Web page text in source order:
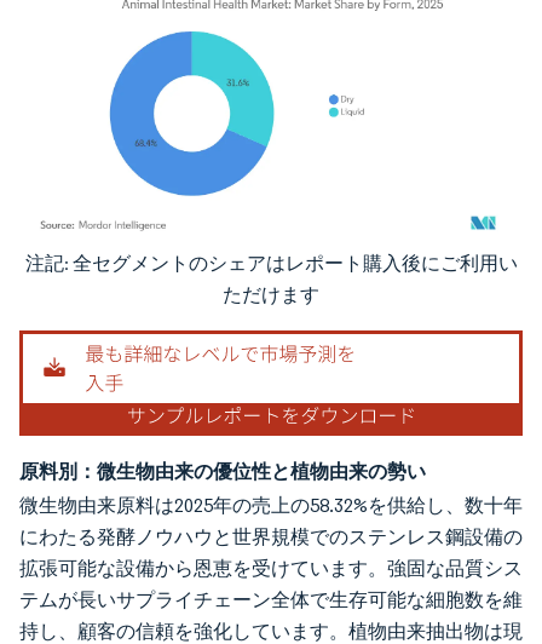
画像 © Mordor Intelligence。再利用にはCC BY 4.0の表示が必要です。
注記: 全セグメントのシェアはレポート購入後にご利用い
ただけます
原料別：微生物由来の優位性と植物由来の勢い
微生物由来原料は2025年の売上の58.32%を供給し、数十年
にわたる発酵ノウハウと世界規模でのステンレス鋼設備の
拡張可能な設備から恩恵を受けています。強固な品質シス
テムが長いサプライチェーン全体で生存可能な細胞数を維
持し、顧客の信頼を強化しています。植物由来抽出物は現